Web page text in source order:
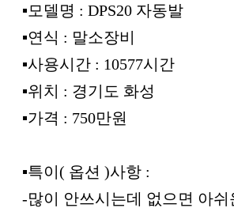
▪︎모델명 : DPS20 자동발
▪︎연식 : 말소장비
▪︎사용시간 : 10577시간
▪︎위치 : 경기도 화성
▪︎가격 : 750만원
▪︎특이( 옵션 )사항 :
-많이 안쓰시는데 없으면 아쉬